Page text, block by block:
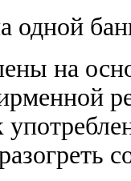
одной
на